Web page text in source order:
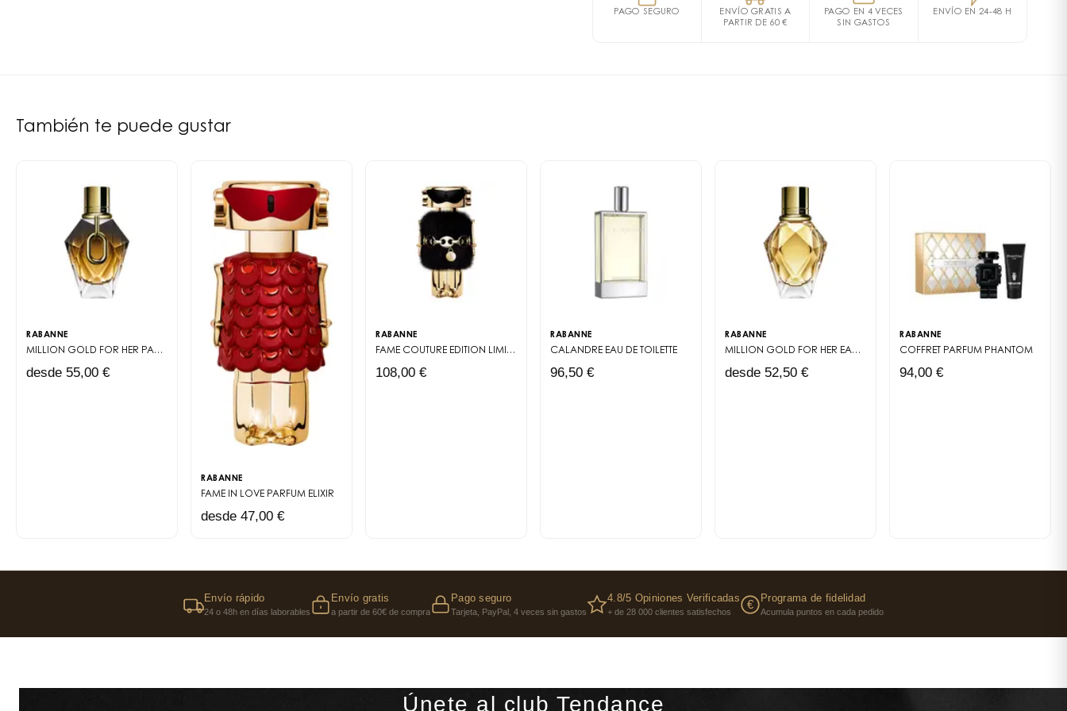
ml.
Un regalo perfecto para realzar la belleza y la elegancia de cada madre.
Frutal chypré
METHOXYDIBENZOYLMETHANE, LIMONENE, COUMARIN, CITRONELLOL,
GERANIOL, ALPHA-ISOMETHYL IONONE, CINNAMYL ALCOHOL, FARNESOL,
PAGO SEGURO
ENVÍO GRATIS A
PARTIR DE 60 €
PAGO EN 4 VECES
SIN GASTOS
ENVÍO EN 24-48 H
También te puede gustar
RABANNE
MILLION GOLD FOR HER PARFUM
desde 55,00 €
RABANNE
FAME IN LOVE PARFUM ELIXIR
desde 47,00 €
RABANNE
FAME COUTURE EDITION LIMITÉE EAU DE PARFUM
108,00 €
RABANNE
CALANDRE EAU DE TOILETTE
96,50 €
RABANNE
MILLION GOLD FOR HER EAU DE PARFUM
desde 52,50 €
RABANNE
COFFRET PARFUM PHANTOM
94,00 €
Envío rápido
24 o 48h en días laborables
Envío gratis
a partir de 60€ de compra
Pago seguro
Tarjeta, PayPal, 4 veces sin gastos
4.8/5 Opiniones Verificadas
+ de 28 000 clientes satisfechos
€ Programa de fidelidad
Acumula puntos en cada pedido
Únete al club Tendance